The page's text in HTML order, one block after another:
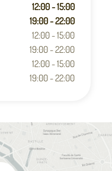
12:00 - 15:00
19:00 - 22:00
12:00 - 15:00
19:00 - 22:00
12:00 - 15:00
19:00 - 22:00